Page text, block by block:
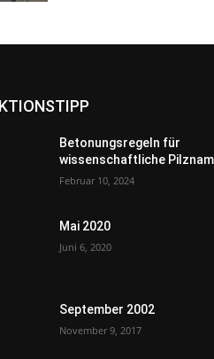
Betonungsregeln für
wissenschaftliche
Februar 10, 2024
Mai 2020
Juni 6, 2020
September 2002
November 9, 2017